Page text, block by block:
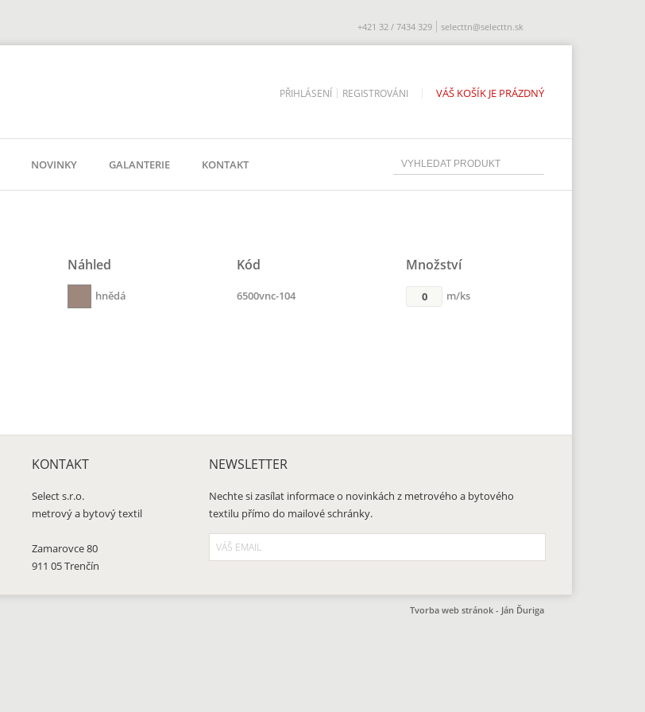
+421 32 / 7434 329 selecttn@selecttn.sk
VÁŠ KOŠÍK JE PRÁZDNÝ
PŘIHLÁSENÍ REGISTROVÁNI
NOVINKY GALANTERIE KONTAKT
Náhled Kód Množství
hnědá 6500vnc-104 m/ks
KONTAKT
Select s.r.o.
metrový a bytový textil
Zamarovce 80
911 05 Trenčín
NEWSLETTER
Nechte si zasílat informace o novinkách z metrového a bytového
textilu přímo do mailové schránky.
Tvorba web stránok - Ján Ďuriga